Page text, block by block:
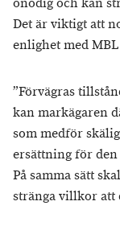
onödig och kan
Det är viktigt att
enlighet med
”Förvägras
kan markägaren
som medför
ersättning för den
På samma sätt
stränga villkor att